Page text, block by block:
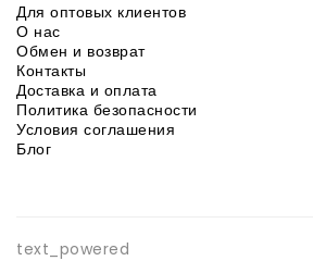
Для оптовых клиентов
О нас
Обмен и возврат
Контакты
Доставка и оплата
Политика безопасности
Условия соглашения
Блог
text_powered